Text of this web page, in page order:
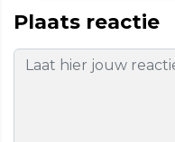
Plaats reactie